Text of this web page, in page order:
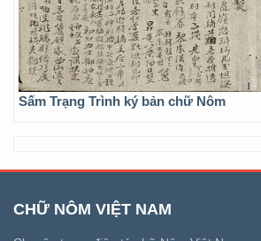
Sấm Trạng Trình ký bản chữ Nôm
CHỮ NÔM VIỆT NAM